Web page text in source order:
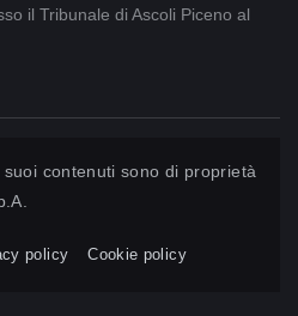
il Tribunale di Ascoli Piceno al
contenuti sono di proprietà
policy Cookie policy